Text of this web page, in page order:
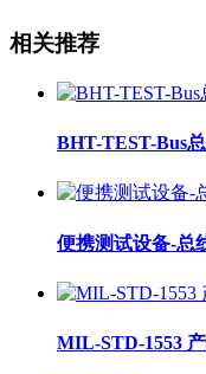
相关推荐
BHT-TEST-Bus
便携测试设备-总
MIL-STD-1553